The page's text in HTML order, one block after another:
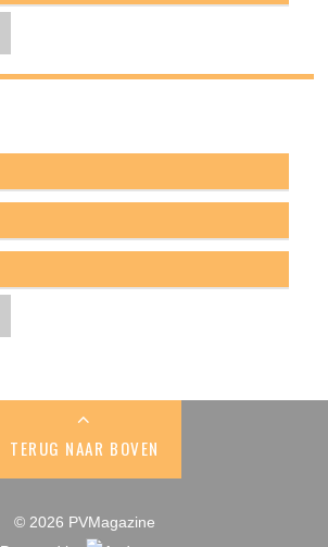
TERUG NAAR BOVEN
© 2026 PVMagazine